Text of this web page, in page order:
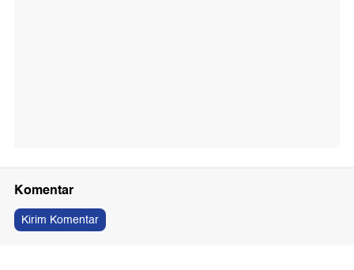
Komentar
Kirim Komentar